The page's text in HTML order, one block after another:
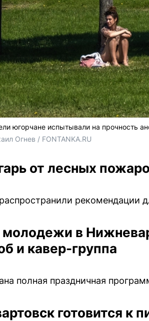
югорчане испытывали на прочность
Огнев / FONTANKA.RU
от лесных
рекомендации
в
и кавер-группа
полная праздничная
готовится к